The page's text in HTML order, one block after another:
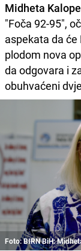
Midheta
"Foča 92-95",
aspekata da će
plodom nova
da odgovara i
obuhvaćeni
Foto: BIRN BiH: